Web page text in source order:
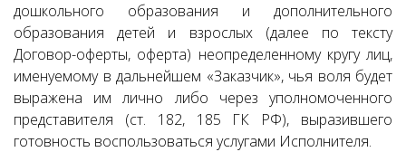
дошкольного образования и дополнительного
образования детей и взрослых (далее по тексту
Договор-оферты, оферта) неопределенному кругу лиц,
именуемому в дальнейшем «Заказчик», чья воля будет
выражена им лично либо через уполномоченного
представителя (ст. 182, 185 ГК РФ), выразившего
готовность воспользоваться услугами Исполнителя.